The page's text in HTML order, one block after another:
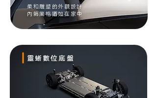
​柔和雕塑的外觀設計
​內飾風格猶如在家中
靈蜥數位底盤